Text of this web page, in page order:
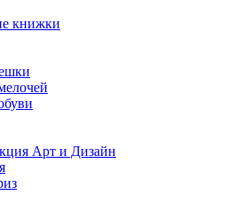
книжки
Арт и Дизайн